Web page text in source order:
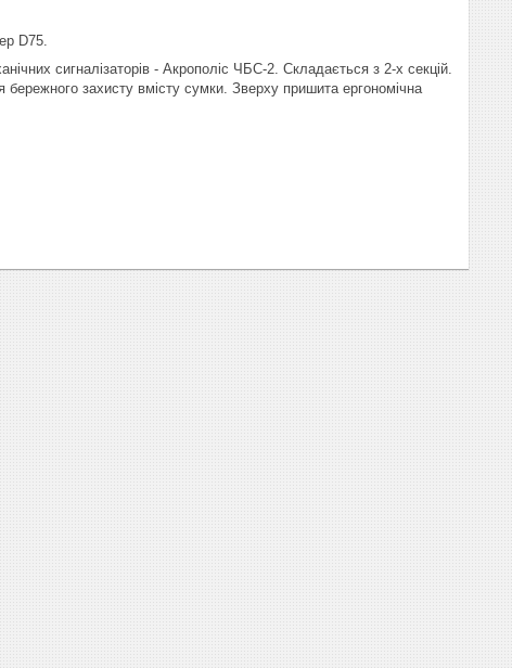
D75.
сигналізаторів - Акрополіс ЧБС-2. Складається з 2-х секцій.
бережного захисту вмісту сумки. Зверху пришита ергономічна